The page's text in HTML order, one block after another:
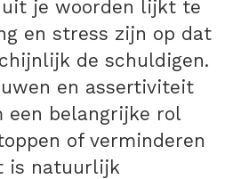
je woorden lijkt te
en stress zijn op dat
de schuldigen.
en assertiviteit
een belangrijke rol
of verminderen
is natuurlijk